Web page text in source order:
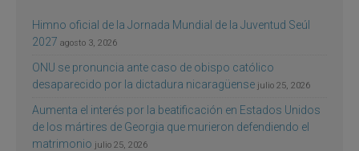
Himno oficial de la Jornada Mundial de la Juventud Seúl
2027 agosto 3, 2026
ONU se pronuncia ante caso de obispo católico
desaparecido por la dictadura nicaragüense julio 25, 2026
Aumenta el interés por la beatificación en Estados Unidos
de los mártires de Georgia que murieron defendiendo el
matrimonio julio 25, 2026